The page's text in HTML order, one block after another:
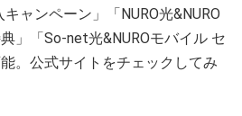
ャンペーン」「NURO光&NURO
」「So-net光&NUROモバイル セ
。公式サイトをチェックしてみ